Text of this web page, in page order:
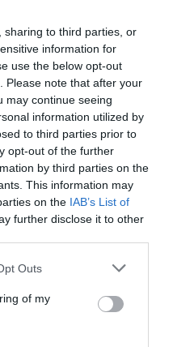
sharing to third parties, or
information for
use the below opt-out
Please note that after your
may continue seeing
information utilized by
to third parties prior to
opt-out of the further
by third parties on the
This information may
on the IAB’s List of
further disclose it to other
Outs
of my
Redacción
11/04/2024
El Farmacéutico, los
estos proyectos contarán su
el objetivo de que puedan
otras farmacias
2024 ha sido el más
de más asistencia y
participación de la
Redacción
próximo año
convierte a Madrid en